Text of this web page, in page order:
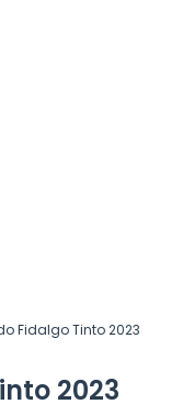
Fidalgo Tinto 2023
2023